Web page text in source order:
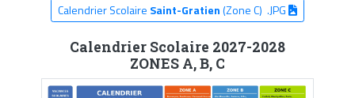
Calendrier Scolaire Saint-Gratien(Zone C) .JPG
Calendrier Scolaire 2027-2028
ZONES A, B, C